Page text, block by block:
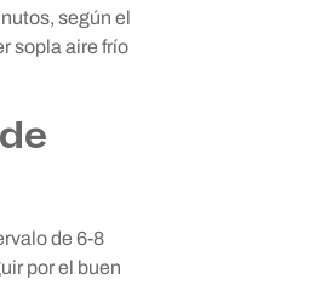
según el
sopla aire frío
de 6-8
por el buen